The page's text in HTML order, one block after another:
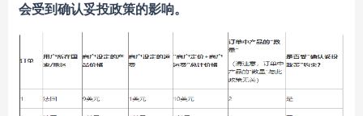
会受到确认妥投政策的影响。